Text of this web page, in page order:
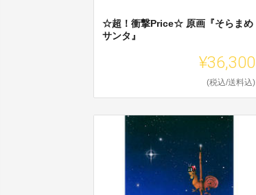
☆超！衝撃Price☆ 原画『そらまめ
サンタ』
¥36,300
(税込/送料込)